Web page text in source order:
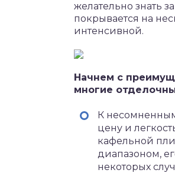
желательно знать
покрывается на
интенсивной.
Начнем с
многие
К
цену и
кафельной
диапазоном,
некоторых